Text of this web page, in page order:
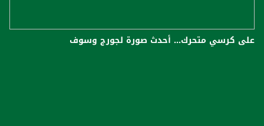
على كرسي متحرك... أحدث صورة لجورج وسوف